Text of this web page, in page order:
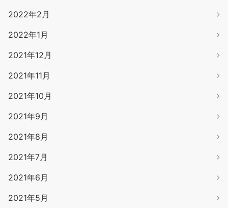
2022年2月
2022年1月
2021年12月
2021年11月
2021年10月
2021年9月
2021年8月
2021年7月
2021年6月
2021年5月